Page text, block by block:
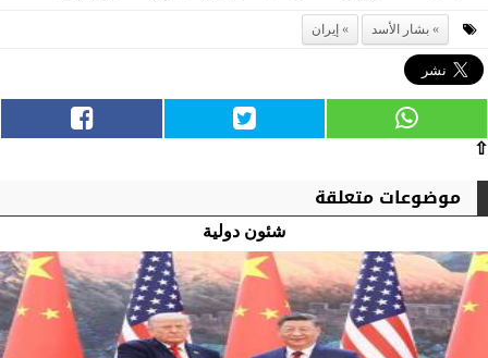
بشار الأسد إيران
⇧
موضوعات متعلقة
شئون دولية